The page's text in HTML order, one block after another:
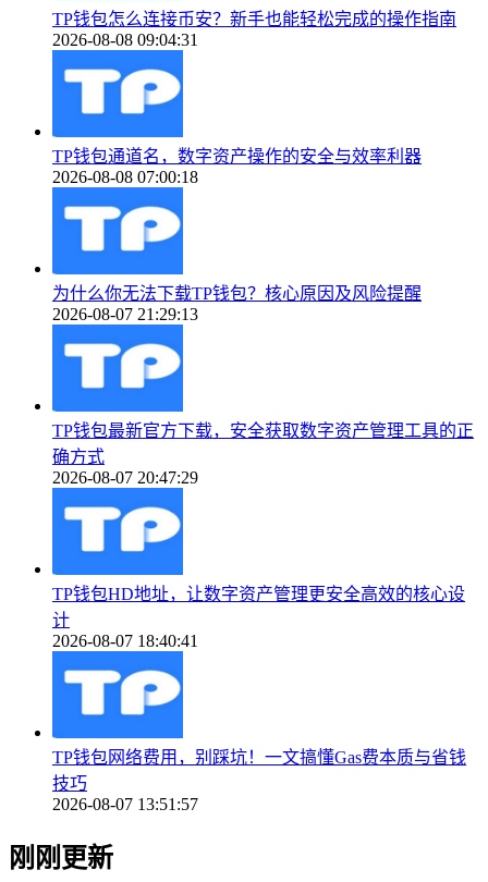
TP钱包怎么连接币安？新手也能轻松完成的操作指南
2026-08-08 09:04:31
TP钱包通道名，数字资产操作的安全与效率利器
2026-08-08 07:00:18
为什么你无法下载TP钱包？核心原因及风险提醒
2026-08-07 21:29:13
TP钱包最新官方下载，安全获取数字资产管理工具的正
确方式
2026-08-07 20:47:29
TP钱包HD地址，让数字资产管理更安全高效的核心设
计
2026-08-07 18:40:41
TP钱包网络费用，别踩坑！一文搞懂Gas费本质与省钱
技巧
2026-08-07 13:51:57
刚刚更新